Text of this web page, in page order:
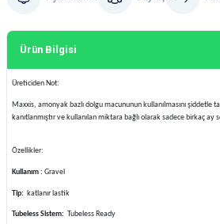
Ürün Bilgisi
Üreticiden Not:
Maxxis, amonyak bazlı dolgu macununun kullanılmasını şiddetle
kanıtlanmıştır ve kullanılan miktara bağlı olarak sadece birkaç ay
Özellikler:
Kullanım : Gravel
Tip: katlanır lastik
Tubeless Sistem: Tubeless Ready